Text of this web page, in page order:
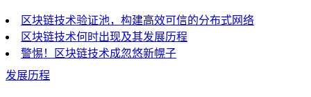
区块链技术验证池，构建高效可信的分布式网络
区块链技术何时出现及其发展历程
警惕！区块链技术成忽悠新幌子
发展历程